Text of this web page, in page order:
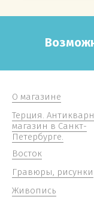
О магазине
Терция.
магазин в Санкт-
Петербурге.
Восток
Гравюры, рисунки
Живопись